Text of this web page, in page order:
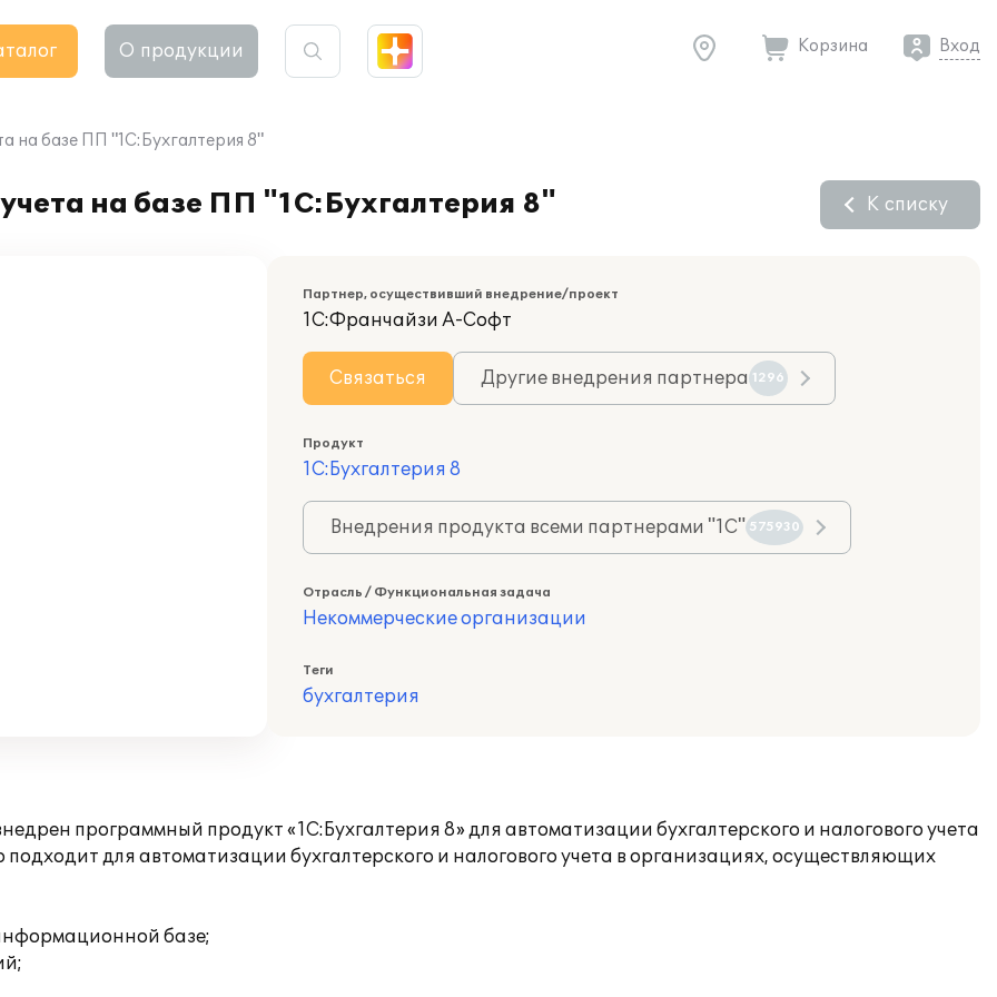
О продукции Корзина Вход
на базе ПП "1С:Бухгалтерия 8"
на базе ПП "1С:Бухгалтерия 8" К списку
Партнер, осуществивший внедрение/проект
1С:Франчайзи А-Софт
Связаться Другие внедрения партнера 1296
Продукт
1С:Бухгалтерия 8
Внедрения продукта всеми партнерами "1С" 575930
Отрасль / Функциональная задача
Некоммерческие организации
Теги
бухгалтерия
программный продукт «1С:Бухгалтерия 8» для автоматизации бухгалтерского и налогового учета
для автоматизации бухгалтерского и налогового учета в организациях, осуществляющих
базе;